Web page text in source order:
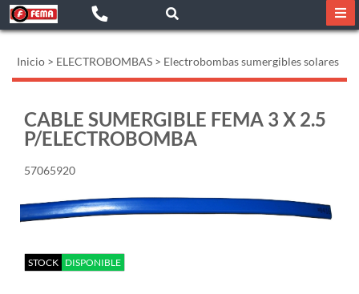
Inicio > ELECTROBOMBAS > Electrobombas sumergibles solares
CABLE SUMERGIBLE FEMA 3 X 2.5
P/ELECTROBOMBA
57065920
STOCK DISPONIBLE